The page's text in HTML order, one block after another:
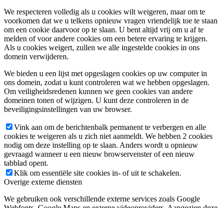
We respecteren volledig als u cookies wilt weigeren, maar om te
voorkomen dat we u telkens opnieuw vragen vriendelijk toe te staan
om een cookie daarvoor op te slaan. U bent altijd vrij om u af te
melden of voor andere cookies om een betere ervaring te krijgen.
Als u cookies weigert, zullen we alle ingestelde cookies in ons
domein verwijderen.
We bieden u een lijst met opgeslagen cookies op uw computer in
ons domein, zodat u kunt controleren wat we hebben opgeslagen.
Om veiligheidsredenen kunnen we geen cookies van andere
domeinen tonen of wijzigen. U kunt deze controleren in de
beveiligingsinstellingen van uw browser.
Vink aan om de berichtenbalk permanent te verbergen en alle
cookies te weigeren als u zich niet aanmeldt. We hebben 2 cookies
nodig om deze instelling op te slaan. Anders wordt u opnieuw
gevraagd wanneer u een nieuw browservenster of een nieuw
tabblad opent.
Klik om essentiële site cookies in- of uit te schakelen.
Overige externe diensten
We gebruiken ook verschillende externe services zoals Google